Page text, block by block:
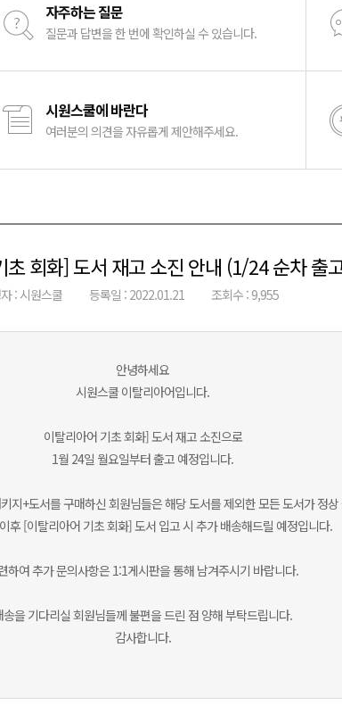
자주하는 질문
질문과 답변을 한 번에 확인하실 수 있습니다.
시원스쿨에 바란다
여러분의 의견을 자유롭게 제안해주세요.
초 회화] 도서 재고 소진 안내 (1/24 순차 출
: 시원스쿨 등록일 : 2022.01.21 조회수 : 9,955
안녕하세요
시원스쿨 이탈리아어입니다.
이탈리아어 기초 회화] 도서 재고 소진으로
1월 24일 월요일부터 출고 예정입니다.
지+도서를 구매하신 회원님들은 해당 도서를 제외한 모든 도서가 정상
후 [이탈리아어 기초 회화] 도서 입고 시 추가 배송해드릴 예정입니다.
하여 추가 문의사항은 1:1게시판을 통해 남겨주시기 바랍니다.
송을 기다리실 회원님들께 불편을 드린 점 양해 부탁드립니다.
감사합니다.